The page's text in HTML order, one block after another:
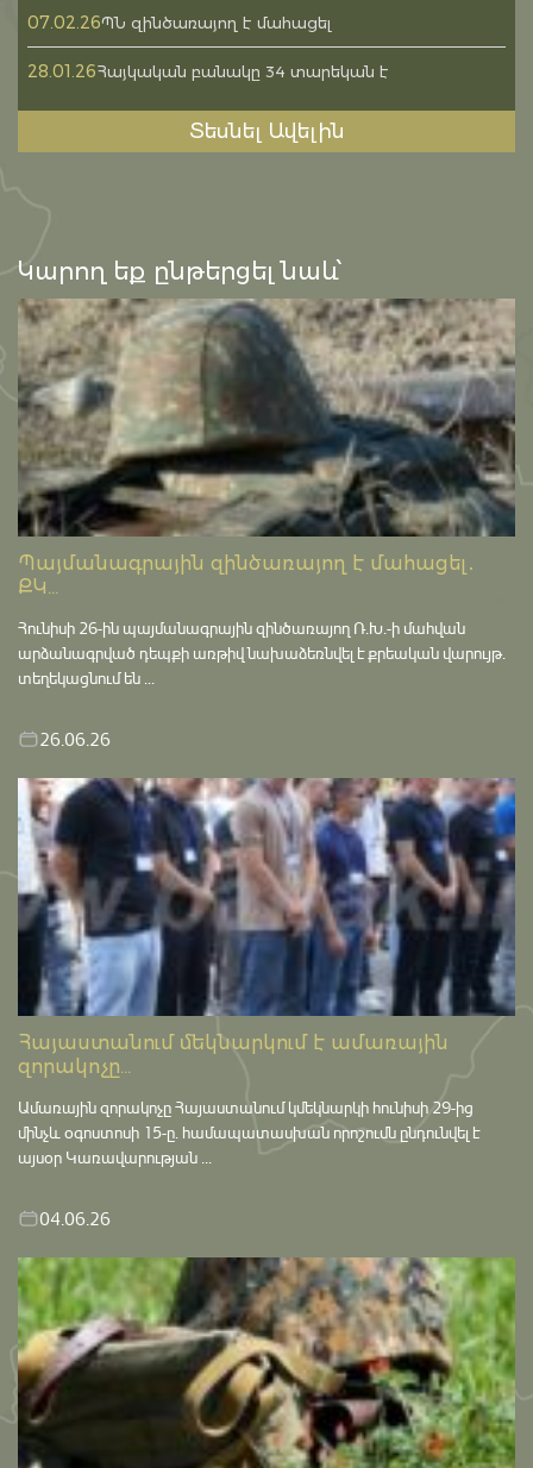
07.02.26ՊՆ զինծառայող է մահացել
28.01.26Հայկական բանակը 34 տարեկան է
Տեսնել Ավելին
Կարող եք ընթերցել նաև՝
Պայմանագրային զինծառայող է մահացել․
ՔԿ...
Հունիսի 26-ին պայմանագրային զինծառայող Ռ.Խ.-ի մահվան
արձանագրված դեպքի առթիվ նախաձեռնվել է քրեական վարույթ․
տեղեկացնում են ...
26.06.26
Հայաստանում մեկնարկում է ամառային
զորակոչը...
Ամառային զորակոչը Հայաստանում կմեկնարկի հունիսի 29-ից
մինչև օգոստոսի 15-ը․ համապատասխան որոշումն ընդունվել է
այսօր Կառավարության ...
04.06.26